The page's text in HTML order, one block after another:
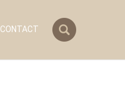
CONTACT